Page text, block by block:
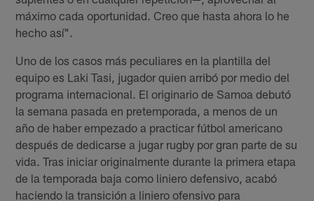
máximo cada oportunidad. Creo que hasta ahora lo he
hecho así".
Uno de los casos más peculiares en la plantilla del
equipo es Laki Tasi, jugador quien arribó por medio del
programa internacional. El originario de Samoa debutó
la semana pasada en pretemporada, a menos de un
año de haber empezado a practicar fútbol americano
después de dedicarse a jugar rugby por gran parte de su
vida. Tras iniciar originalmente durante la primera etapa
de la temporada baja como liniero defensivo, acabó
haciendo la transición a liniero ofensivo para